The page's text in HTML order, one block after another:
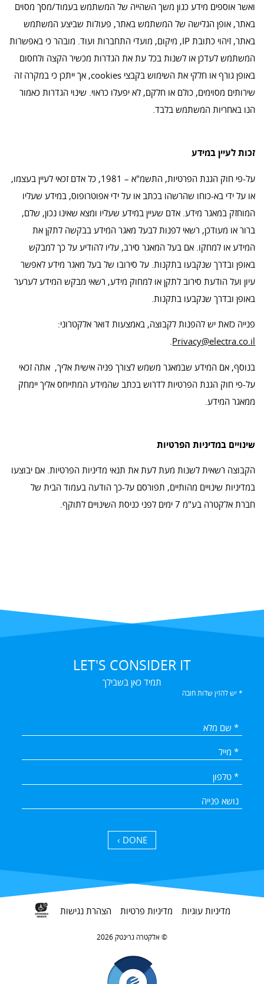
ואשר אוספים מידע כגון משך השהייה של המשתמש בעמוד/מסך מסוים
באתר, אופן הגלישה של המשתמש באתר, פעולות שביצע המשתמש
באתר, זיהוי כתובת IP, מיקום, מועדי התחברות ועוד. מובהר כי באפשרות
המשתמש לעדכן או לשנות בכל עת את הגדרות מכשיר הקצה ולחסום
באופן גורף או חלקי את השימוש בקבצי cookies, אך ייתכן כי במקרה זה
שירותים מסוימים, כולם או חלקם, לא יפעלו כראוי. שינוי הגדרות כאמור
הנו באחריות המשתמש בלבד.
זכות לעיין במידע
על-פי חוק הגנת הפרטיות, התשמ"א – 1981, כל אדם זכאי לעיין בעצמו,
או על ידי בא-כוחו שהרשהו בכתב או על ידי אפוטרופוס, במידע שעליו
המוחזק במאגר מידע. אדם שעיין במידע שעליו ומצא שאינו נכון, שלם,
ברור או מעודכן, רשאי לפנות לבעל מאגר המידע בבקשה לתקן את
המידע או למחקו. אם בעל המאגר סירב, עליו להודיע על כך למבקש
באופן ובדרך שנקבעו בתקנות. על סירובו של בעל מאגר מידע לאפשר
עיון ועל הודעת סירוב לתקן או למחוק מידע, רשאי מבקש המידע לערער
באופן ובדרך שנקבעו בתקנות.
פנייה כזאת יש להפנות לקבוצה, באמצעות דואר אלקטרוני:
Privacy@electra.co.il
.
בנוסף, אם המידע שבמאגר משמש לצורך פניה אישית אליך, אתה זכאי
על-פי חוק הגנת הפרטיות לדרוש בכתב שהמידע המתייחס אליך יימחק
ממאגר המידע.
שינויים במדיניות הפרטיות
הקבוצה רשאית לשנות מעת לעת את תנאי מדיניות הפרטיות. אם יבוצעו
במדיניות שינויים מהותיים, תפורסם על-כך הודעה בעמוד הבית של
חברת אלקטרה בע"מ 7 ימים לפני כניסת השינויים לתוקף.
LET'S CONSIDER IT
תמיד כאן בשבילך
* יש להזין שדות חובה
DONE ›
הצהרת נגישות מדיניות פרטיות מדיניות עוגיות
אלקטרה גרינטק 2026 ©